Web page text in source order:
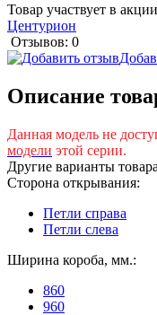
Товар участвует в
Центурион
Отзывов: 0
Описание
Данная модель не
модели этой серии.
Другие варианты
Сторона открывания:
Петли справа
Петли слева
Ширина короба, мм.:
860
960